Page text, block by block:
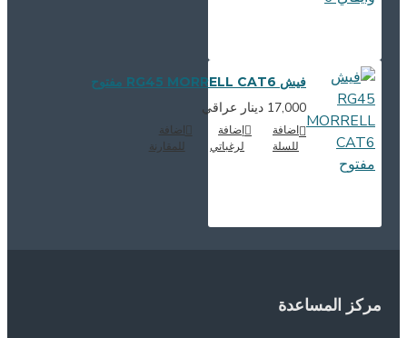
فيش RG45 MORRELL CAT6 مفتوح
17,000 دينار عراقي
اضافة
إضافة
لرغباتي
للمقارنة
المساعدة